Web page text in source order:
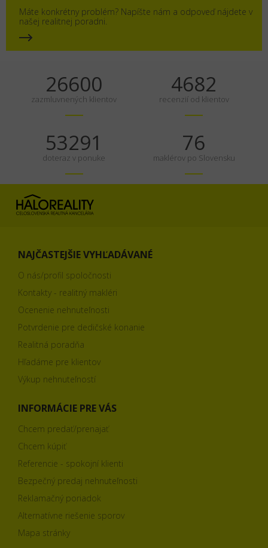
Máte konkrétny problém? Napíšte nám a odpoveď nájdete v
našej realitnej poradni.
35000
zazmluvnených klientov
6160
recenzií od klientov
70120
doteraz v ponuke
100
maklérov po Slovensku
NAJČASTEJŠIE VYHĽADÁVANÉ
O nás/profil spoločnosti
Kontakty - realitný makléri
Ocenenie nehnuteľnosti
Potvrdenie pre dedičské konanie
Realitná poradňa
Hľadáme pre klientov
Výkup nehnuteľností
INFORMÁCIE PRE VÁS
Chcem predať/prenajať
Chcem kúpiť
Referencie - spokojní klienti
Bezpečný predaj nehnuteľnosti
Reklamačný poriadok
Alternatívne riešenie sporov
Mapa stránky